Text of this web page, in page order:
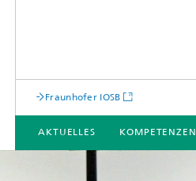
Fraunhofer IOSB
AKTUELLES KOMPETENZEN